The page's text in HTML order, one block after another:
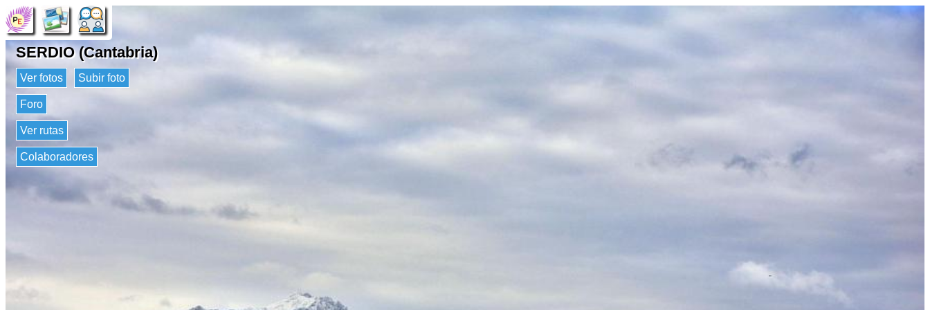
SERDIO (Cantabria)
Ver fotos Subir foto
Foro
Ver rutas
Colaboradores